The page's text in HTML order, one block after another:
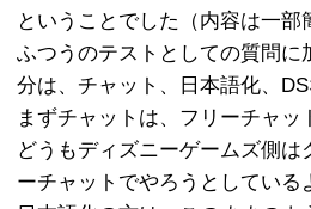
ということでした（内容は一部
ふつうのテストとしての質問に
分は、チャット、日本語化、DS
まずチャットは、フリーチャッ
どうもディズニーゲームズ側は
ーチャットでやろうとしている